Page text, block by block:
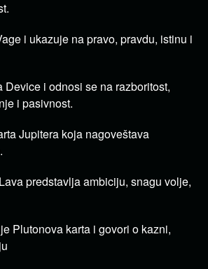
i ukazuje na pravo, pravdu, istinu i
Device i odnosi se na razboritost,
i pasivnost.
Jupitera koja nagoveštava
predstavlja ambiciju, snagu volje,
Plutonova karta i govori o kazni,